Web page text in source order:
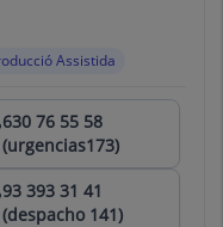
Assistida
630 76 55 58
(urgencias173)
93 393 31 41
(despacho 141)